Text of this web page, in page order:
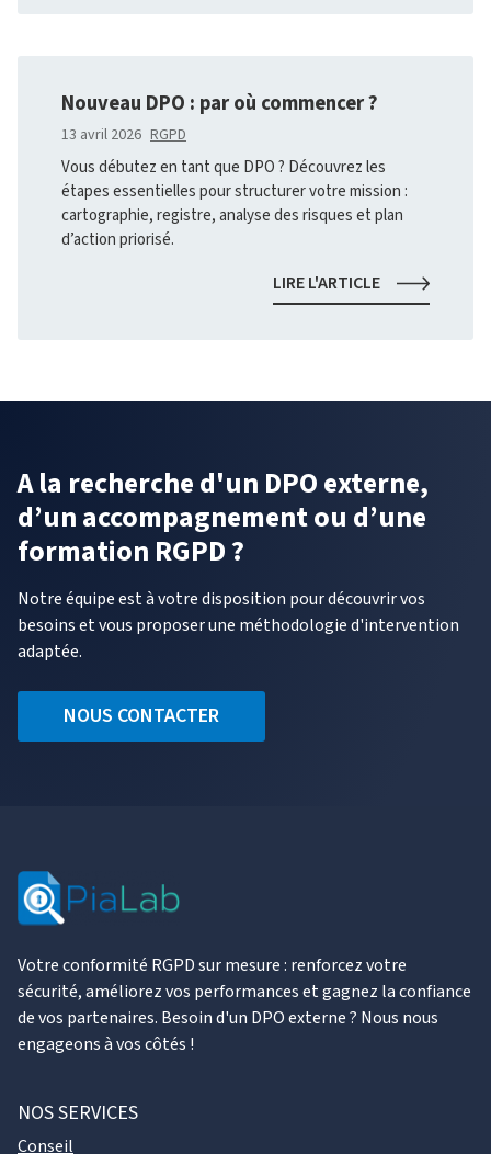
Nouveau DPO : par où commencer ?
13 avril 2026 RGPD
Vous débutez en tant que DPO ? Découvrez les
étapes essentielles pour structurer votre mission :
cartographie, registre, analyse des risques et plan
d’action priorisé.
LIRE L'ARTICLE NOUVEAU
DPO
A la recherche d'un DPO externe,
d’un accompagnement ou d’une
formation RGPD ?
Notre équipe est à votre disposition pour découvrir vos
besoins et vous proposer une méthodologie d'intervention
adaptée.
NOUS CONTACTER
Votre conformité RGPD sur mesure : renforcez votre
sécurité, améliorez vos performances et gagnez la confiance
de vos partenaires. Besoin d'un DPO externe ? Nous nous
engageons à vos côtés !
NOS SERVICES
Conseil